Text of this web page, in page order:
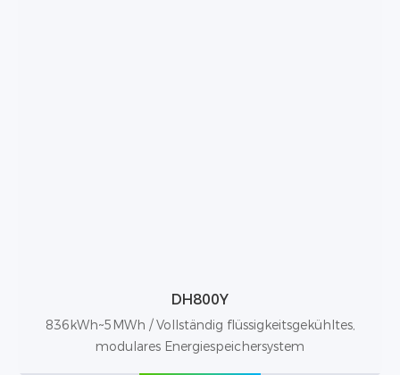
DH800Y
836kWh~5MWh / Vollständig flüssigkeitsgekühltes,
modulares Energiespeichersystem